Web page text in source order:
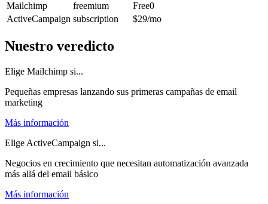
Mailchimp
freemium Free0
ActiveCampaign subscription $29/mo
Nuestro veredicto
Elige Mailchimp si...
Pequeñas empresas lanzando sus primeras campañas de email
marketing
Más información
Elige ActiveCampaign si...
Negocios en crecimiento que necesitan automatización avanzada
más allá del email básico
Más información